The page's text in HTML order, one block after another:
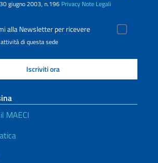
giugno 2003, n.196 Privacy Note Legali
alla Newsletter per ricevere
di questa sede
MAECI